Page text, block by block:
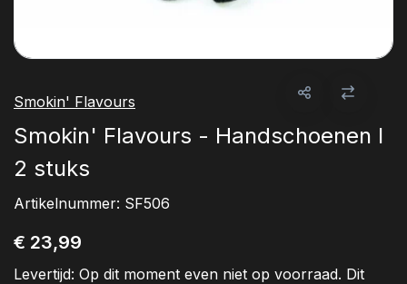
Smokin' Flavours
Smokin' Flavours - Handschoenen I
2 stuks
Artikelnummer: SF506
€ 23,99
Levertijd: Op dit moment even niet op voorraad. Dit